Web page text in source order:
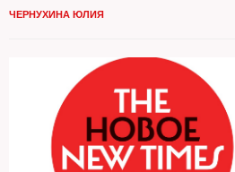
ЧЕРНУХИНА ЮЛИЯ